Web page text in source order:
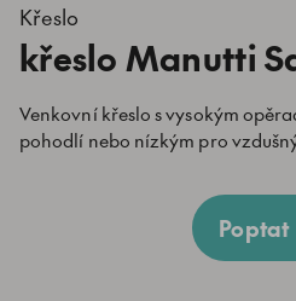
Křeslo
křeslo Manutti
Venkovní křeslo s vysokým
pohodlí nebo nízkým pro
Poptat